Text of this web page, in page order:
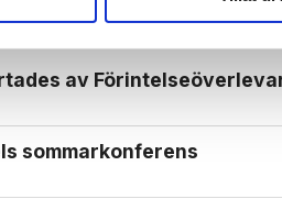
av
sommarkonferens